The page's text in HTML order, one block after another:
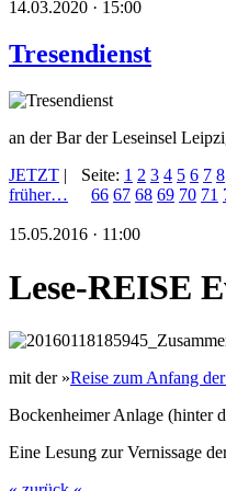
14.03.2020 · 15:00
Tresendienst
an der Bar der Leseinsel
JETZT |
früher…
Seite: 1 2 3 4 5 6 7 8
66 67 68 69 70 71
15.05.2016 · 11:00
Lese-REISE
mit der »Reise zum Anfang
Bockenheimer Anlage (hinter
Eine Lesung zur Vernissage